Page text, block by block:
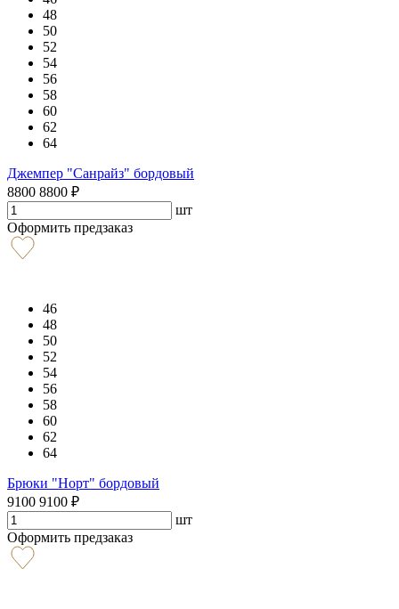
48
50
52
54
56
58
60
62
64
Джемпер "Санрайз" бордовый
8800 8800 ₽
шт
Оформить предзаказ
46
48
50
52
54
56
58
60
62
64
Брюки "Норт" бордовый
9100 9100 ₽
шт
Оформить предзаказ